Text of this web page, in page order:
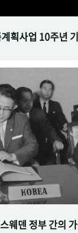
획사업 10주년